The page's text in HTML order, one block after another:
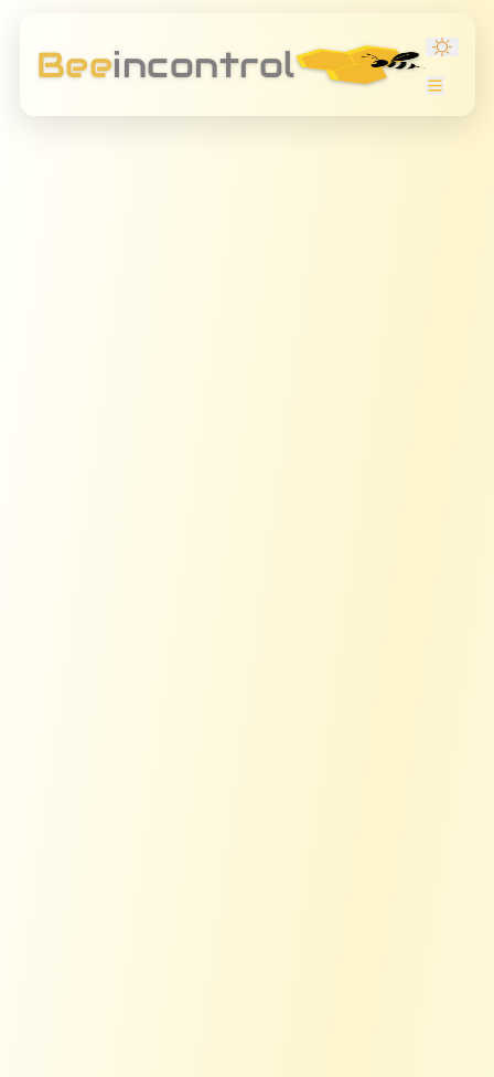
Beeincontrol